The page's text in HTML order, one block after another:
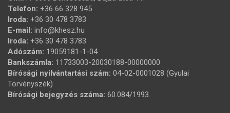
Telefon: +36 66 328 945
Iroda: +36 30 478 3783
E-mail: info@khesz.hu
Iroda: +36 30 478 3783
Adószám: 19059181-1-04
Bankszámla: 11733003-20030188-00000000
Bírósági nyilvántartási szám: 04-02-0001028 (Gyulai
Törvényszék)
Bírósági bejegyzés száma: 60.084/1993.